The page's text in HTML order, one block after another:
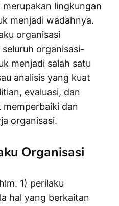
lingkungan
menjadi wadahnya.
organisasi
organisasi-
menjadi salah satu
analisis yang kuat
evaluasi, dan
dan
organisasi.
Organisasi
1) perilaku
hal yang berkaitan